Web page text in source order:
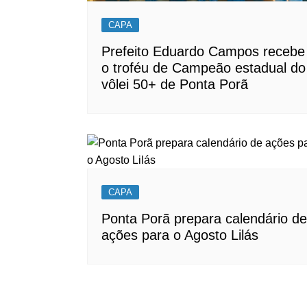
CAPA
Prefeito Eduardo Campos recebe
o troféu de Campeão estadual do
vôlei 50+ de Ponta Porã
CAPA
Ponta Porã prepara calendário de
ações para o Agosto Lilás